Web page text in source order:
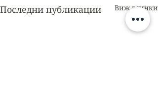
Последни публикации Виж всички